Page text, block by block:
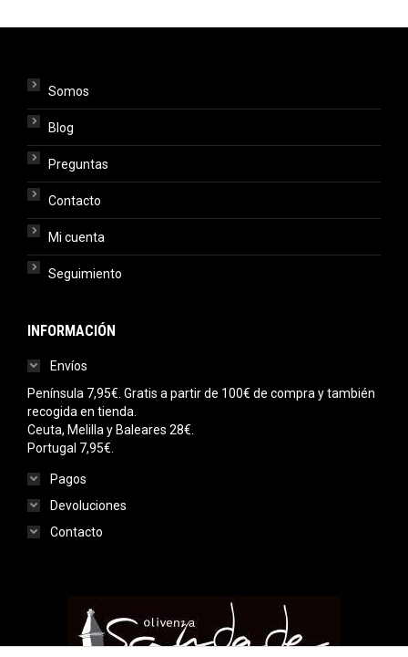
Somos
Blog
Preguntas
Contacto
Mi cuenta
Seguimiento
INFORMACIÓN
Envíos
Península 7,95€. Gratis a partir de 100€ de compra y también
recogida en tienda.
Ceuta, Melilla y Baleares 28€.
Portugal 7,95€.
Pagos
Devoluciones
Contacto